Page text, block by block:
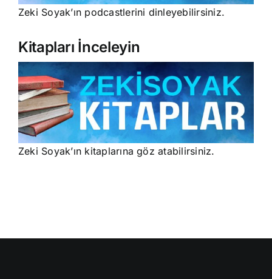
Zeki Soyak’ın podcastlerini dinleyebilirsiniz.
Kitapları İnceleyin
Zeki Soyak’ın kitaplarına göz atabilirsiniz.